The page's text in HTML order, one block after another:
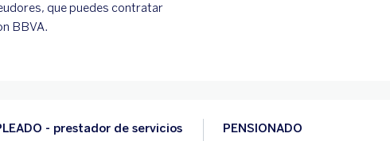
que puedes contratar
BBVA.
- prestador de servicios PENSIONADO